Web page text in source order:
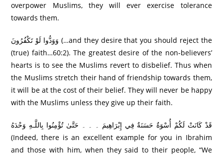
overpower Muslims, they will ever exercise tolerance
towards them.
وَوَدُّوا لَوْ تَكْفُرُ‌ونَ (…and they desire that you should reject the
(true) faith…60:2). The greatest desire of the non-believers’
hearts is to see the Muslims revert to disbelief. Thus when
the Muslims stretch their hand of friendship towards them,
it will be at the cost of their belief. They will never be happy
with the Muslims unless they give up their faith.
قَدْ كَانَتْ لَكُمْ أُسْوَةٌ حَسَنَةٌ فِي إِبْرَ‌اهِيمَ ۔ ۔ ۔ حَتَّىٰ تُؤْمِنُوا بِاللَّـهِ وَحْدَهُ
(Indeed, there is an excellent example for you in Ibrahim
and those with him, when they said to their people, “We